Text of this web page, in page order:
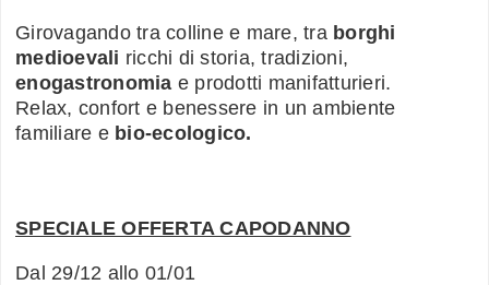
Girovagando tra colline e mare, tra borghi
medioevali ricchi di storia, tradizioni,
enogastronomia e prodotti manifatturieri.
Relax, confort e benessere in un ambiente
familiare ebio-ecologico.
SPECIALE OFFERTA CAPODANNO
Dal 29/12 allo 01/01